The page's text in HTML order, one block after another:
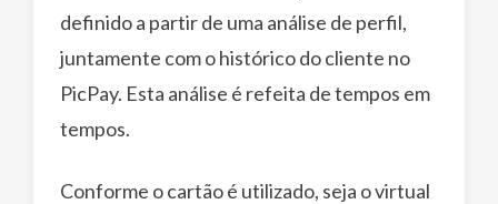
definido a partir de uma análise de perfil,
juntamente com o histórico do cliente no
PicPay. Esta análise é refeita de tempos em
tempos.
Conforme o cartão é utilizado, seja o virtual